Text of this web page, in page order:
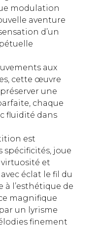
modulation
aventure
d’un
aux
cette œuvre
une
chaque
fluidité dans
est
spécificités, joue
et
éclat le fil du
à l’esthétique de
magnifique
un lyrisme
finement